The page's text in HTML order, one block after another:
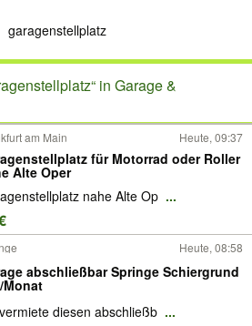
in Garage &
am Main Heute, 09:37
für Motorrad oder Roller
Alte Oper
nahe Alte Op ...
Heute, 08:58
abschließbar Springe Schiergrund
Monat
diesen abschließb ...